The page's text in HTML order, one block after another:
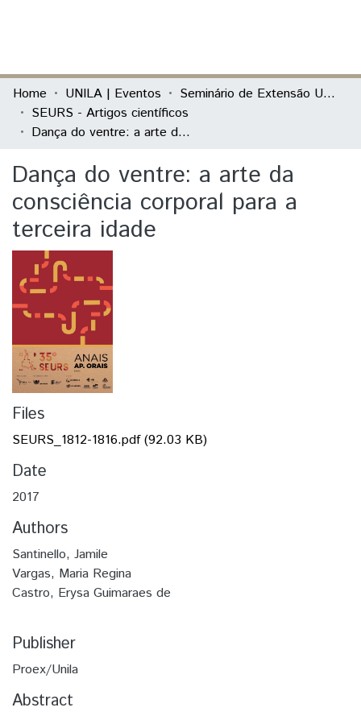
Communities & Collections
All of DSpace
Home UNILA | Eventos
Seminário de Extensão Universitária da Região Sul (SEURS)
SEURS - Artigos científicos
Dança do ventre: a arte da consciência corporal para a terceira idade
Dança do ventre: a arte da
consciência corporal para a
terceira idade
Files
SEURS_1812-1816.pdf(92.03 KB)
Date
2017
Authors
Santinello, Jamile
Vargas, Maria Regina
Castro, Erysa Guimaraes de
Publisher
Proex/Unila
Abstract